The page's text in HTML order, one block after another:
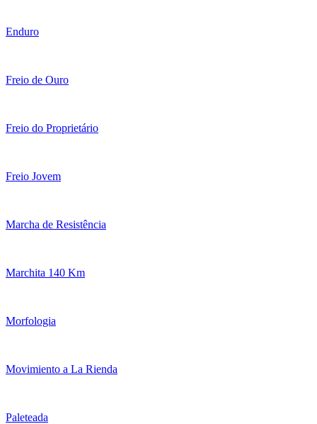
Enduro
Freio de Ouro
Freio do Proprietário
Freio Jovem
Marcha de Resistência
Marchita 140 Km
Morfologia
Movimiento a La Rienda
Paleteada